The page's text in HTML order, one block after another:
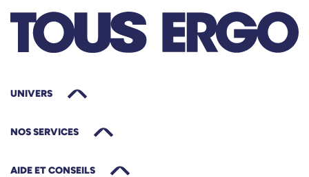
UNIVERS
NOS SERVICES
AIDE ET CONSEILS